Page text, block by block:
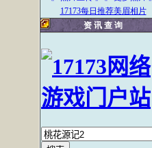
17173每日推荐美眉相片
资 讯 查 询